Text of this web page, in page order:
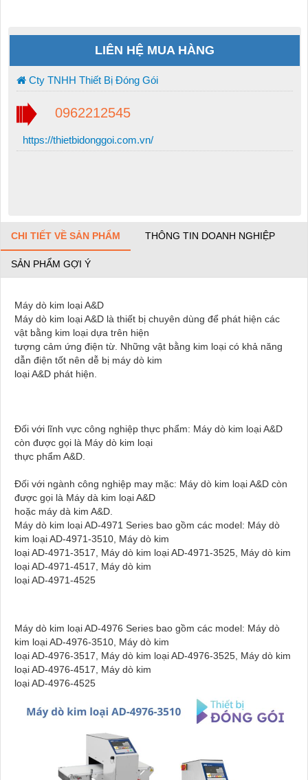
LIÊN HỆ MUA HÀNG
Cty TNHH Thiết Bị Đóng Gói
0962212545
https://thietbidonggoi.com.vn/
CHI TIẾT VỀ SẢN PHẨM THÔNG TIN DOANH NGHIỆP
SẢN PHẨM GỢI Ý
Máy dò kim loại A&D
Máy dò kim loại A&D là thiết bị chuyên dùng để phát hiện các
vật bằng kim loại dựa trên hiện
tượng cảm ứng điện từ. Những vật bằng kim loại có khả năng
dẫn điện tốt nên dễ bị máy dò kim
loại A&D phát hiện.
Đối với lĩnh vực công nghiệp thực phẩm: Máy dò kim loại A&D
còn được gọi là Máy dò kim loại
thực phẩm A&D.
Đối với ngành công nghiệp may mặc: Máy dò kim loại A&D còn
được gọi là Máy dà kim loại A&D
hoặc máy dà kim A&D.
Máy dò kim loại AD-4971 Series bao gồm các model: Máy dò
kim loại AD-4971-3510, Máy dò kim
loại AD-4971-3517, Máy dò kim loại AD-4971-3525, Máy dò kim
loại AD-4971-4517, Máy dò kim
loại AD-4971-4525
Máy dò kim loại AD-4976 Series bao gồm các model: Máy dò
kim loại AD-4976-3510, Máy dò kim
loại AD-4976-3517, Máy dò kim loại AD-4976-3525, Máy dò kim
loại AD-4976-4517, Máy dò kim
loại AD-4976-4525